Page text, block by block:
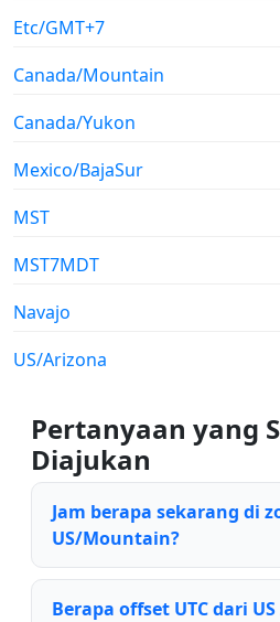
Etc/GMT+7
Canada/Mountain
Canada/Yukon
Mexico/BajaSur
MST
MST7MDT
Navajo
US/Arizona
Pertanyaan yang
Diajukan
Jam berapa sekarang di
US/Mountain?
Berapa offset UTC dari